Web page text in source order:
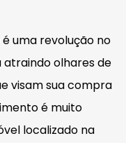
uma revolução no
atraindo olhares de
visam sua compra
é muito
localizado na